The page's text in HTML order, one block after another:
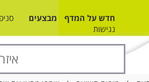
חדש על המדף מבצעים
נגישות